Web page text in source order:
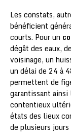
Les constats,
bénéficient
courts. Pour un
dégât des eaux,
voisinage, un
un délai de 24 à
permettent de
garantissant
contentieux
états des lieux
de plusieurs